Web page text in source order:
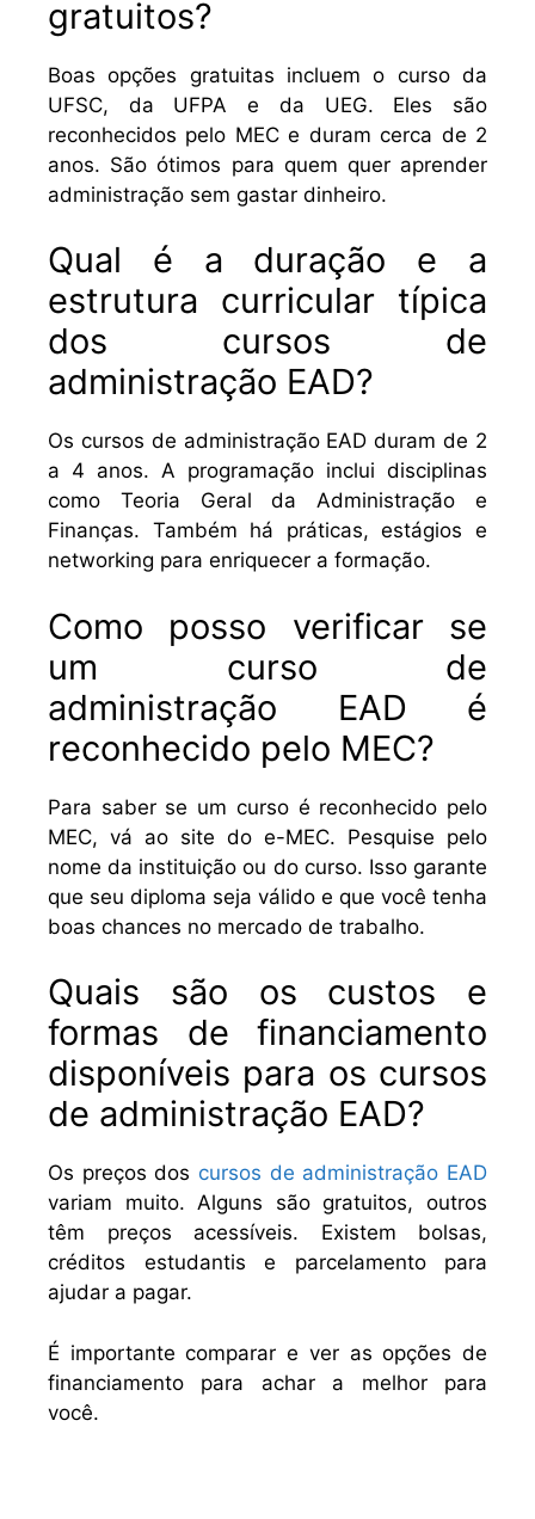
gratuitos?
Boas opções gratuitas incluem o curso da
UFSC, da UFPA e da UEG. Eles são
reconhecidos pelo MEC e duram cerca de 2
anos. São ótimos para quem quer aprender
administração sem gastar dinheiro.
Qual é a duração e a
estrutura curricular típica
dos cursos de
administração EAD?
Os cursos de administração EAD duram de 2
a 4 anos. A programação inclui disciplinas
como Teoria Geral da Administração e
Finanças. Também há práticas, estágios e
networking para enriquecer a formação.
Como posso verificar se
um curso de
administração EAD é
reconhecido pelo MEC?
Para saber se um curso é reconhecido pelo
MEC, vá ao site do e-MEC. Pesquise pelo
nome da instituição ou do curso. Isso garante
que seu diploma seja válido e que você tenha
boas chances no mercado de trabalho.
Quais são os custos e
formas de financiamento
disponíveis para os cursos
de administração EAD?
Os preços dos cursos de administração EAD
variam muito. Alguns são gratuitos, outros
têm preços acessíveis. Existem bolsas,
créditos estudantis e parcelamento para
ajudar a pagar.
É importante comparar e ver as opções de
financiamento para achar a melhor para
você.